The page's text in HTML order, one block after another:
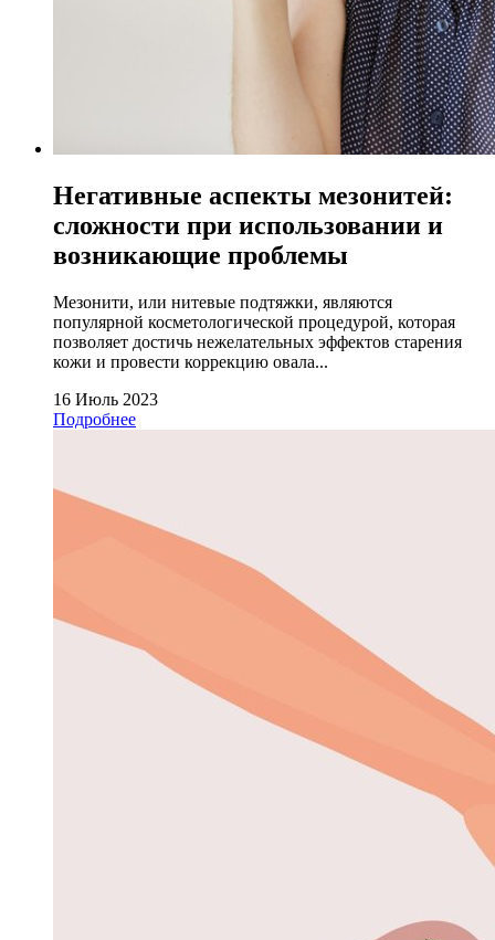
Негативные аспекты мезонитей:
сложности при использовании и
возникающие проблемы
Мезонити, или нитевые подтяжки, являются
популярной косметологической процедурой, которая
позволяет достичь нежелательных эффектов старения
кожи и провести коррекцию овала...
16 Июль 2023
Подробнее